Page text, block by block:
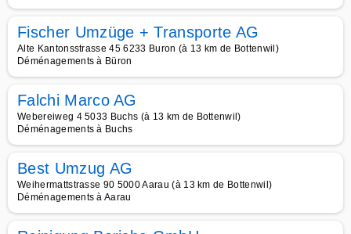
Fischer Umzüge + Transporte AG
Alte Kantonsstrasse 45 6233 Buron (à 13 km de Bottenwil)
Déménagements à Büron
Falchi Marco AG
Webereiweg 4 5033 Buchs (à 13 km de Bottenwil)
Déménagements à Buchs
Best Umzug AG
Weihermattstrasse 90 5000 Aarau (à 13 km de Bottenwil)
Déménagements à Aarau